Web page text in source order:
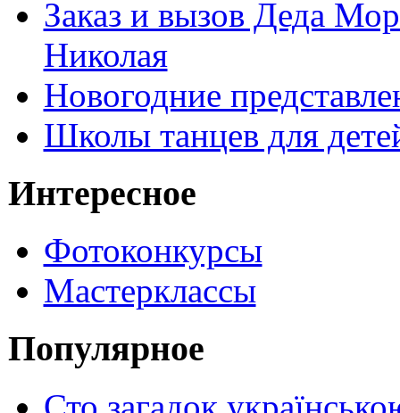
Заказ и вызов Деда
Николая
Новогодние
Школы танцев для
Интересное
Фотоконкурсы
Мастерклассы
Популярное